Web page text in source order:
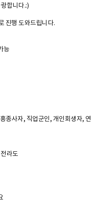
합니다.:)
진행 도와드립니다.
능
종사자, 직업군인, 개인회생자, 연
라도